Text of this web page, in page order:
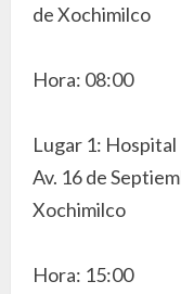
de Xochimilco
Hora: 08:00
Lugar 1:
Av. 16 de
Xochimilco
Hora: 15:00